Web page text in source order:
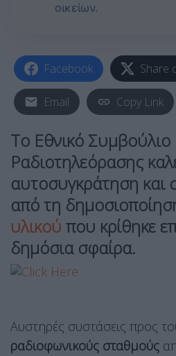
οικείων.
Facebook Share
Email Copy Link
Το Εθνικό Συμβούλιο
Ραδιοτηλεόρασης
αυτοσυγκράτηση και
από τη
υλικού που κρίθηκε
δημόσια σφαίρα.
Αυστηρές συστάσεις προς
ραδιοφωνικούς σταθμούς